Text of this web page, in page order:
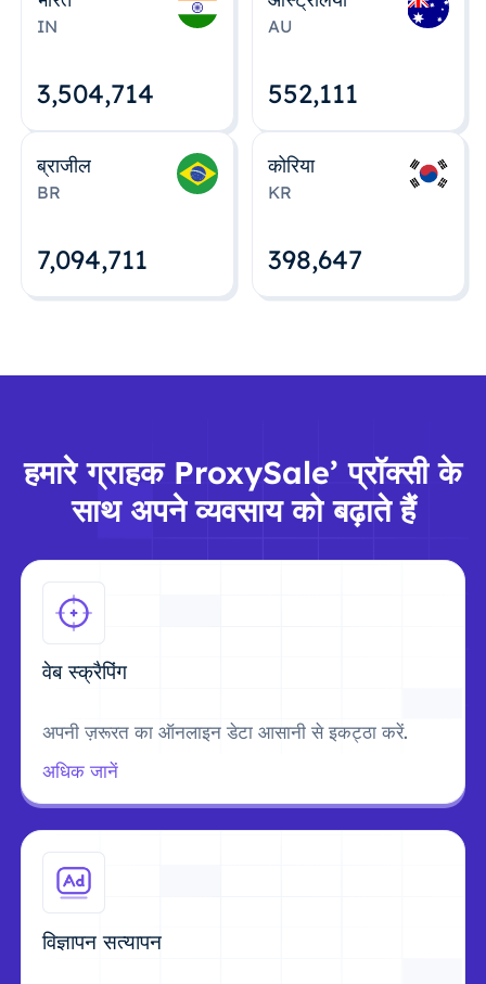
IN
3,504,715
AU
552,112
ब्राजील
BR
7,094,712
कोरिया
KR
398,648
हमारे ग्राहक ProxySale’ प्रॉक्सी के
साथ अपने व्यवसाय को बढ़ाते हैं
वेब स्क्रैपिंग
अपनी ज़रूरत का ऑनलाइन डेटा आसानी से इकट्ठा करें.
अधिक जानें
विज्ञापन सत्यापन